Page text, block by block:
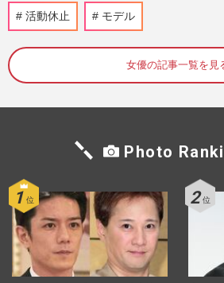
日々、夢の現在地と“
週刊女性2026年8月18日・25
Netflix『地面師たち
を乗り越え再始動！
《渥美清さん没後30
人気作ランキング、
えある1位と評論家
週刊女性2026年8月18日・25
阿部寛、超シンプル
ームページがついに“
活動休止 モデル
女優の記事一覧を見
Photo